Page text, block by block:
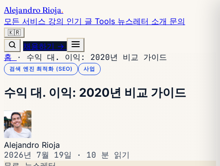
Alejandro Rioja.
모든 서비스 강의 인기 글 Tools 뉴스레터 소개 문의
🇰🇷
채용하기 →
홈 · 수익 대. 이익: 2020년 비교 가이드
검색 엔진 최적화 (SEO) 사업
수익 대. 이익: 2020년 비교 가이드
Alejandro Rioja
2026년 7월 19일 ·
10 분 읽기